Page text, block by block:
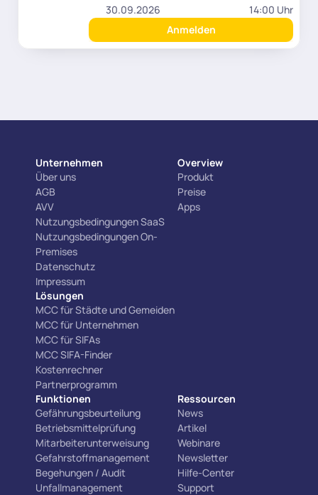
30.09.2026
14:00 Uhr
Anmelden
Unternehmen
Über uns
AGB
AVV
Nutzungsbedingungen SaaS
Nutzungsbedingungen On-
Premises
Datenschutz
Impressum
Overview
Produkt
Preise
Apps
Lösungen
MCC für Städte und Gemeiden
MCC für Unternehmen
MCC für SIFAs
MCC SIFA-Finder
Kostenrechner
Partnerprogramm
Funktionen
Gefährungsbeurteilung
Betriebsmittelprüfung
Mitarbeiterunterweisung
Gefahrstoffmanagement
Begehungen / Audit
Unfallmanagement
Ressourcen
News
Artikel
Webinare
Newsletter
Hilfe-Center
Support